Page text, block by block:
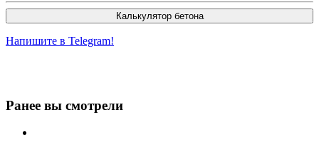
Калькулятор бетона
Напишите в Telegram!
Ранее вы смотрели